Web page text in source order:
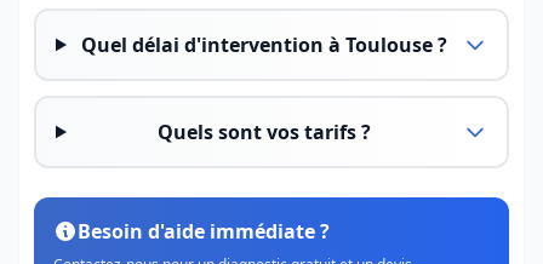
Quel délai d'intervention à Toulouse ?
Quels sont vos tarifs ?
Besoin d'aide immédiate ?